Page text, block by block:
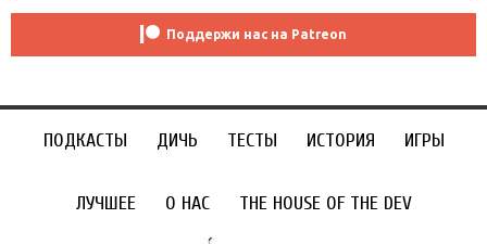
Поддержи нас на Patreon
ПОДКАСТЫ ДИЧЬ ТЕСТЫ ИСТОРИЯ ИГРЫ
ЛУЧШЕЕ О НАС THE HOUSE OF THE DEV